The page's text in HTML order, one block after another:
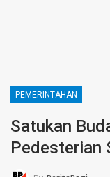
PEMERINTAHAN
Satukan
Pedesterian